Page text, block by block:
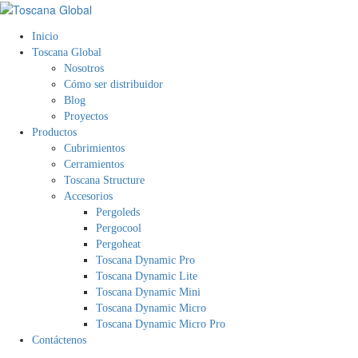
Inicio
Toscana Global
Nosotros
Cómo ser distribuidor
Blog
Proyectos
Productos
Cubrimientos
Cerramientos
Toscana Structure
Accesorios
Pergoleds
Pergocool
Pergoheat
Toscana Dynamic Pro
Toscana Dynamic Lite
Toscana Dynamic Mini
Toscana Dynamic Micro
Toscana Dynamic Micro Pro
Contáctenos